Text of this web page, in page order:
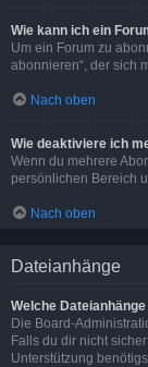
Wie kann ich ein
Um ein Forum zu
abonnieren“, der sich
Nach oben
Wie deaktiviere ich
Wenn du mehrere
persönlichen Bereich
Nach oben
Dateianhänge
Welche
Die Board-
Falls du dir nicht
Unterstützung